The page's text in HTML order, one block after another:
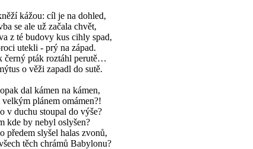
kážou: cíl je na dohled,
se ale už začala chvět,
z té budovy kus cihly spad,
utekli - prý na západ.
černý pták roztáhl perutě…
o věži zapadl do sutě.
dal kámen na kámen,
velkým plánem omámen?!
v duchu stoupal do výše?
kde by nebyl oslyšen?
předem slyšel halas zvonů,
těch chrámů Babylonu?